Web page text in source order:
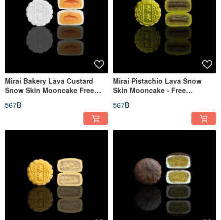
Mirai Bakery Lava Custard
Snow Skin Mooncake Free
Shipping on orders over $500
567฿
Mirai Pistachio Lava Snow
Skin Mooncake - Free
Shipping on Orders Over $500
567฿